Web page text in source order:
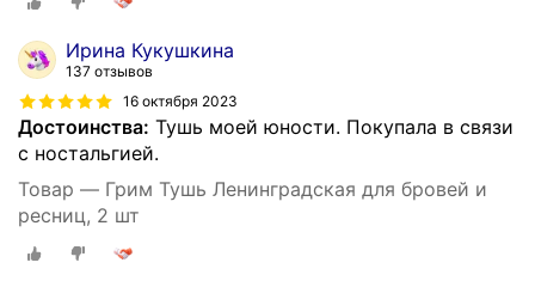
Ирина Кукушкина
137 отзывов
16 октября 2023
Достоинства: Тушь моей юности. Покупала в связи
с ностальгией.
Товар — Грим Тушь Ленинградская для бровей и
ресниц, 2 шт